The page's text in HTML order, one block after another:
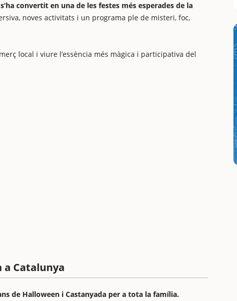
convertit en una de les festes més esperades de la
noves activitats i un programa ple de misteri, foc,
local i viure l’essència més màgica i participativa del
a Catalunya
de Halloween i Castanyada per a tota la família.